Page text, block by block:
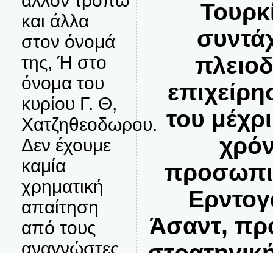
και άλλα
στον όνομά
της, Ή στο
όνομα του
κυρίου Γ. Θ,
Χατζηθεοδωρου.
Δεν έχουμε
καμία
χρηματική
απαίτηση
από τους
αναγνώστες
του
Άσαντ,